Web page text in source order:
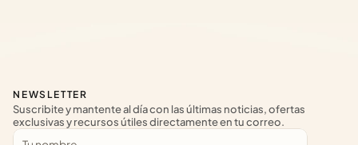
NEWSLETTER
Suscribite y mantente al día con las últimas noticias, ofertas
exclusivas y recursos útiles directamente en tu correo.